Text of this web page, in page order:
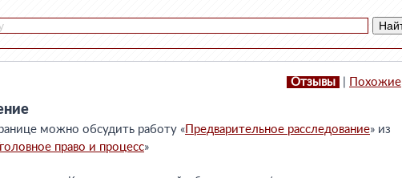
Отзывы Похожие
можно обсудить работу « Предварительное расследование» из
право и процесс»